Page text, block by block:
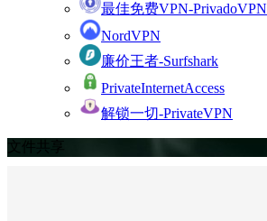
最佳免费VPN-PrivadoVPN
NordVPN
廉价王者-Surfshark
PrivateInternetAccess
解锁一切-PrivateVPN
文件共享